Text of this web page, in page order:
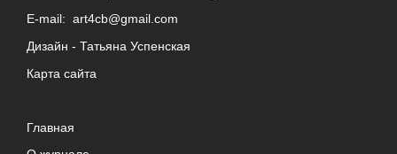
E-mail: art4cb@gmail.com
Дизайн - Татьяна Успенская
Карта сайта
Главная